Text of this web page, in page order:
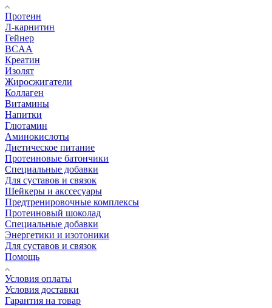
Протеин
Л-карнитин
Гейнер
BCAA
Креатин
Изолят
Жиросжигатели
Коллаген
Витамины
Напитки
Глютамин
Аминокислоты
Диетическое питание
Протеиновые батончики
Специальные добавки
Для суставов и связок
Шейкеры и акссесуары
Предтренировочные комплексы
Протеиновый шоколад
Специальные добавки
Энергетики и изотоники
Для суставов и связок
Помощь
Условия оплаты
Условия доставки
Гарантия на товар